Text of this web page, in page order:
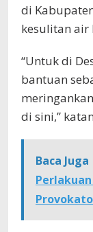
di
kesulitan air
“Untuk di
bantuan
di sini,”
Baca Juga